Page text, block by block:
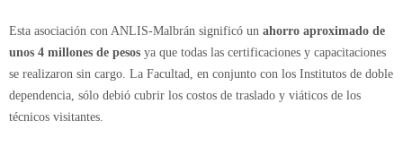
Esta asociación con ANLIS-Malbrán significó un ahorro aproximado de
unos 4 millones de pesos ya que todas las certificaciones y capacitaciones
se realizaron sin cargo. La Facultad, en conjunto con los Institutos de doble
dependencia, sólo debió cubrir los costos de traslado y viáticos de los
técnicos visitantes.